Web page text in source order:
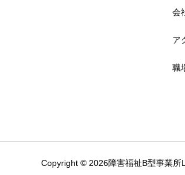
会
ア
職
Copyright © 2026障害福祉B型事業所